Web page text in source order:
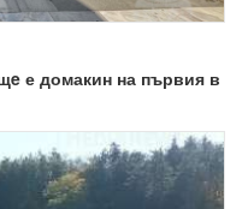
е домакин на първия в